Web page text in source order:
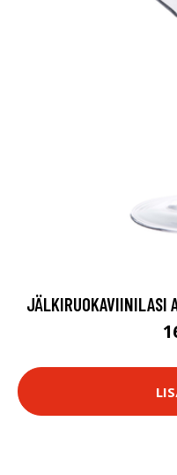
JÄLKIRUOKAVIINILASI